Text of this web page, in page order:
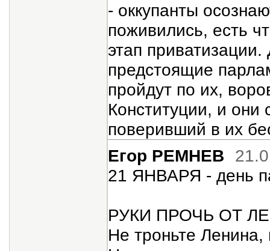
- оккупанты
поживились, есть
этап
предстоящие
пройдут по их,
Конституции, и они
поверивший в их
Егор РЕМНЕВ
21 ЯНВАРЯ - день
РУКИ ПРОЧЬ ОТ
Не троньте